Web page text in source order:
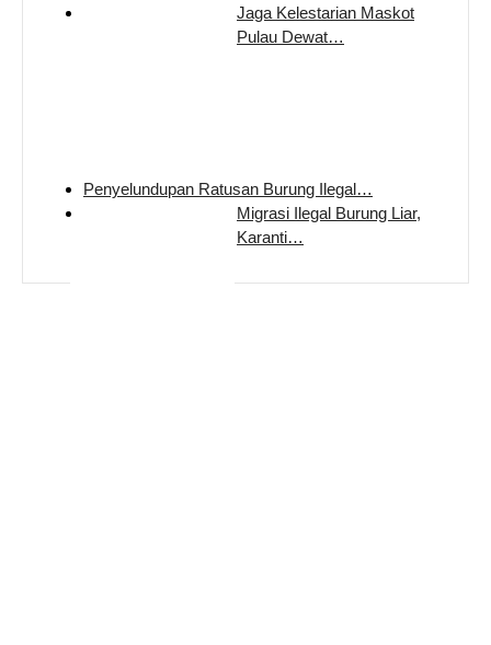
Jaga Kelestarian Maskot
Pulau Dewat…
Penyelundupan Ratusan Burung Ilegal…
Migrasi Ilegal Burung Liar,
Karanti…